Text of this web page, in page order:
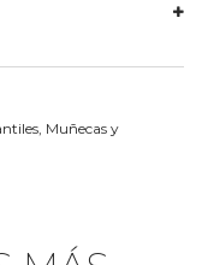
Muñecas y